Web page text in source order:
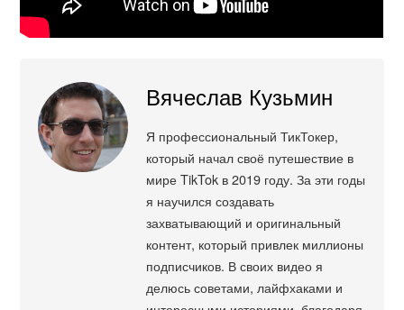
Вячеслав Кузьмин
Я профессиональный ТикТокер,
который начал своё путешествие в
мире TikTok в 2019 году. За эти годы
я научился создавать
захватывающий и оригинальный
контент, который привлек миллионы
подписчиков. В своих видео я
делюсь советами, лайфхаками и